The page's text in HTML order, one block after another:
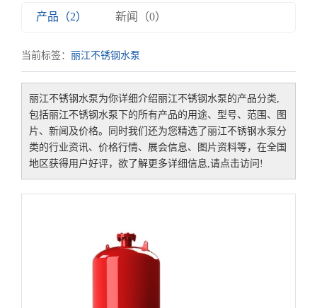
产品（2） 新闻（0）
当前标签： 丽江不锈钢水泵
丽江不锈钢水泵 为你详细介绍丽江不锈钢水泵 的产品分类,
包括丽江不锈钢水泵 下的所有产品的用途、型号、范围、图
片、新闻及价格。同时我们还为您精选了 丽江不锈钢水泵分
类的行业资讯、价格行情、展会信息、图片资料等，在全国
地区获得用户好评，欲了解更多详细信息,请点击访问!